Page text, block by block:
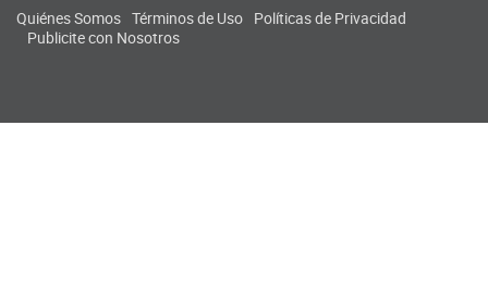
Quiénes Somos Términos de Uso Políticas de Privacidad
Publicite con Nosotros